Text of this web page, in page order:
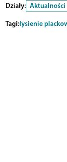
Działy:
Tagi:łysienie